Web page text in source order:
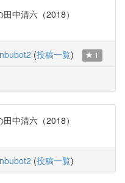
中清六（2018）
(投稿一覧) 1
中清六（2018）
(投稿一覧)